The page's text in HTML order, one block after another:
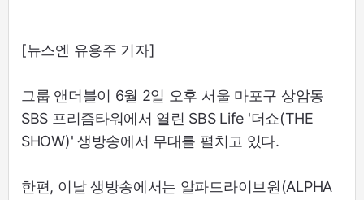
[뉴스엔 유용주 기자]
그룹 앤더블이 6월 2일 오후 서울 마포구 상암동
SBS 프리즘타워에서 열린 SBS Life '더쇼(THE
SHOW)' 생방송에서 무대를 펼치고 있다.
한편, 이날 생방송에서는 알파드라이브원(ALPHA